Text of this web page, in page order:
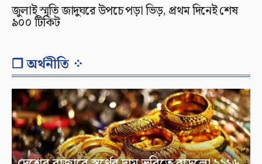
জুলাই স্মৃতি জাদুঘরে উপচে পড়া ভিড়, প্রথম দিনেই শেষ
৯০০ টিকিট
❐ অর্থনীতি ⁘